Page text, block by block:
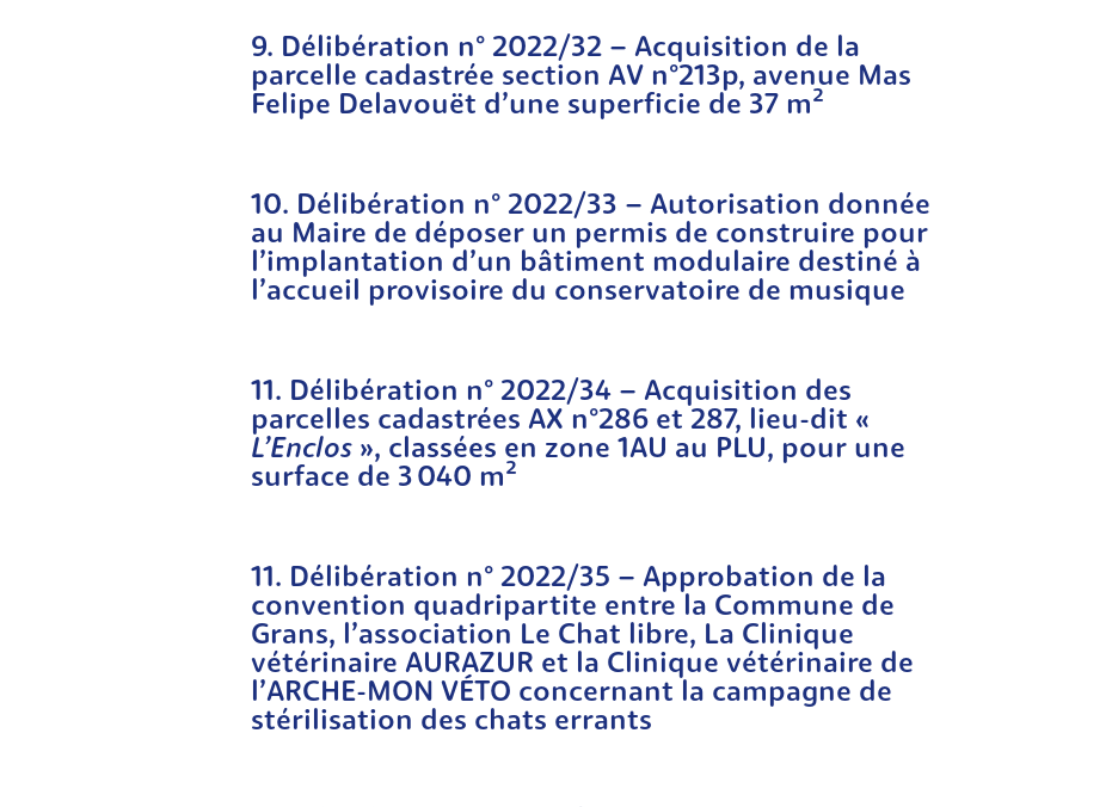
Rechercher sur le site
9. Délibération n° 2022/32 – Acquisition de la
parcelle cadastrée section AV n°213p, avenue Mas
Felipe Delavouët d’une superficie de 37 m²
10. Délibération n° 2022/33 – Autorisation donnée
au Maire de déposer un permis de construire pour
l’implantation d’un bâtiment modulaire destiné à
l’accueil provisoire du conservatoire de musique
11. Délibération n° 2022/34 – Acquisition des
parcelles cadastrées AX n°286 et 287, lieu-dit «
L’Enclos », classées en zone 1AU au PLU, pour une
surface de 3 040 m²
11. Délibération n° 2022/35 – Approbation de la
convention quadripartite entre la Commune de
Grans, l’association Le Chat libre, La Clinique
vétérinaire AURAZUR et la Clinique vétérinaire de
l’ARCHE-MON VÉTO concernant la campagne de
stérilisation des chats errants